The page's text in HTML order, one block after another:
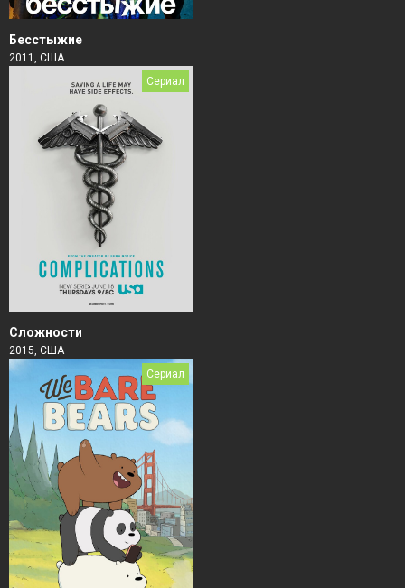
Бесстыжие
2011, США
Сериал
Сложности
2015, США
Сериал